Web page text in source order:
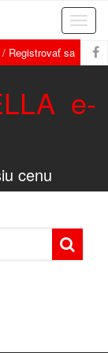
Registrovať sa
e-
cenu